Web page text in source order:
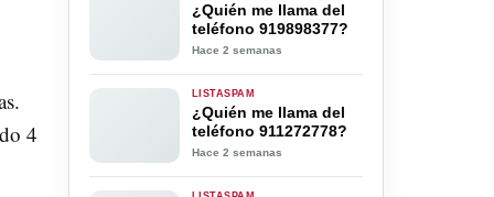
4
¿Quién me llama del
teléfono 919898377?
Hace 2 semanas
LISTASPAM
¿Quién me llama del
teléfono 911272778?
Hace 2 semanas